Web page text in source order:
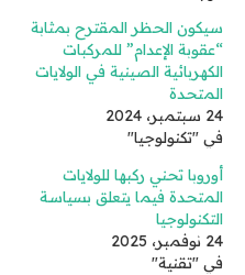
سيكون الحظر المقترح بمثابة
“عقوبة الإعدام” للمركبات
الكهربائية الصينية في الولايات
المتحدة
24 سبتمبر، 2024
في "تكنولوجيا"
أوروبا تحني ركبها للولايات
المتحدة فيما يتعلق بسياسة
التكنولوجيا
24 نوفمبر، 2025
في "تقنية"